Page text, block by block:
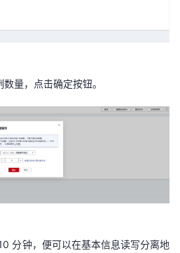
量，点击确定按钮。
分钟，便可以在基本信息读写分离地